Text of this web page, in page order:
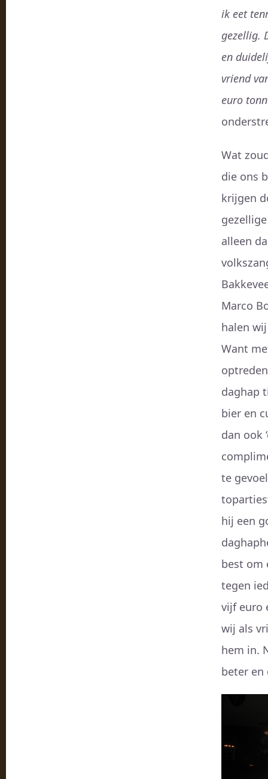
ik eet
gezellig.
en
vriend
euro
Wat
die ons
krijgen
alleen
Marco
halen
Want
daghap
bier en
dan ook
te
hij een
best om
tegen
vijf euro
wij als
hem in.
beter en